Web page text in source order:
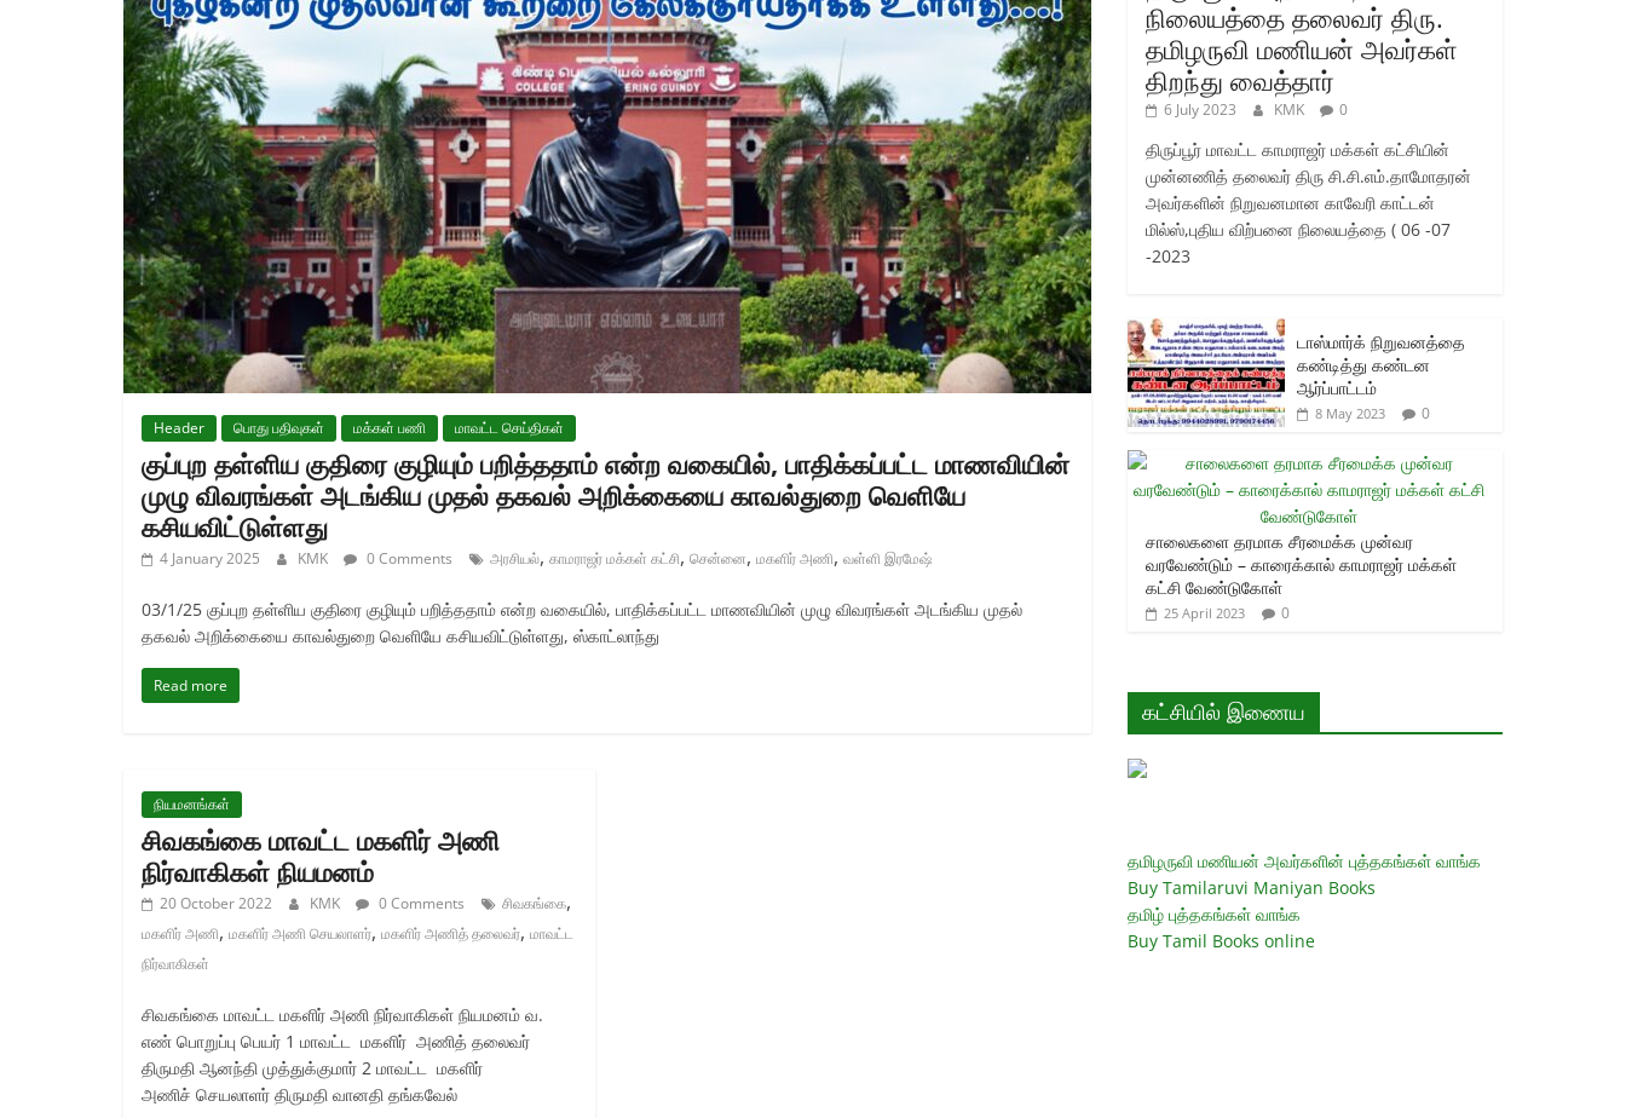
Header பொது பதிவுகள் மக்கள் பணி மாவட்ட செய்திகள்
குப்புற தள்ளிய குதிரை குழியும் பறித்ததாம் என்ற வகையில், பாதிக்கப்பட்ட மாணவியின்
முழு விவரங்கள் அடங்கிய முதல் தகவல் அறிக்கையை காவல்துறை வெளியே
கசியவிட்டுள்ளது
4 January 2025 KMK 0 Comments அரசியல், காமராஜர் மக்கள் கட்சி, சென்னை, மகளிர் அணி, வள்ளி இரமேஷ்
03/1/25 குப்புற தள்ளிய குதிரை குழியும் பறித்ததாம் என்ற வகையில், பாதிக்கப்பட்ட மாணவியின் முழு விவரங்கள் அடங்கிய முதல்
தகவல் அறிக்கையை காவல்துறை வெளியே கசியவிட்டுள்ளது, ஸ்காட்லாந்து
Read more
நியமனங்கள்
சிவகங்கை மாவட்ட மகளிர் அணி
நிர்வாகிகள் நியமனம்
20 October 2022 KMK 0 Comments சிவகங்கை,
மகளிர் அணி, மகளிர் அணி செயலாளர், மகளிர் அணித் தலைவர், மாவட்ட
நிர்வாகிகள்
சிவகங்கை மாவட்ட மகளிர் அணி நிர்வாகிகள் நியமனம் வ.
எண் பொறுப்பு பெயர் 1 மாவட்ட மகளிர் அணித் தலைவர்
திருமதி ஆனந்தி முத்துக்குமார் 2 மாவட்ட மகளிர்
அணிச் செயலாளர் திருமதி வானதி தங்கவேல்
நிலையத்தை தலைவர் திரு.
தமிழருவி மணியன் அவர்கள்
திறந்து வைத்தார்
6 July 2023 KMK 0
திருப்பூர் மாவட்ட காமராஜர் மக்கள் கட்சியின்
முன்னணித் தலைவர் திரு சி.சி.எம்.தாமோதரன்
அவர்களின் நிறுவனமான காவேரி காட்டன்
மில்ஸ்,புதிய விற்பனை நிலையத்தை ( 06 -07
-2023
டாஸ்மார்க் நிறுவனத்தை
கண்டித்து கண்டன
ஆர்ப்பாட்டம்
8 May 2023 0
சாலைகளை தரமாக சீரமைக்க முன்வர
வரவேண்டும் – காரைக்கால் காமராஜர் மக்கள்
கட்சி வேண்டுகோள்
25 April 2023 0
கட்சியில் இணைய
தமிழருவி மணியன் அவர்களின் புத்தகங்கள் வாங்க
Buy Tamilaruvi Maniyan Books
தமிழ் புத்தகங்கள் வாங்க
Buy Tamil Books online